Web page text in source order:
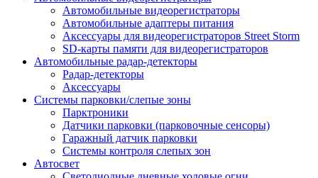
Автомобильные видеорегистраторы
Автомобильные адаптеры питания
Аксессуары для видеорегистраторов Street Storm
SD-карты памяти для видеорегистраторов
Автомобильные радар-детекторы
Радар-детекторы
Аксессуары
Системы парковки/слепые зоны
Парктроники
Датчики парковки (парковочные сенсоры)
Гаражный датчик парковки
Системы контроля слепых зон
Автосвет